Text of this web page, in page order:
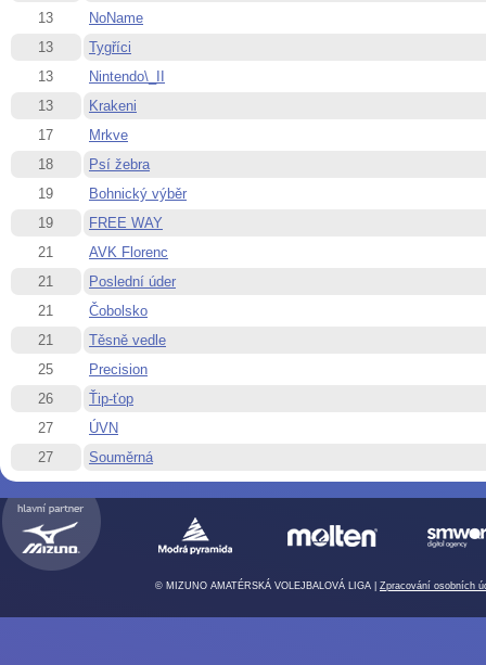
13
NoName
13
Tygříci
13
Nintendo\_II
13
Krakeni
17
Mrkve
18
Psí žebra
19
Bohnický výběr
19
FREE WAY
21
AVK Florenc
21
Poslední úder
21
Čobolsko
21
Těsně vedle
25
Precision
26
Ťip-ťop
27
ÚVN
27
Souměrná
© MIZUNO AMATÉRSKÁ VOLEJBALOVÁ LIGA | Zpracování osobních